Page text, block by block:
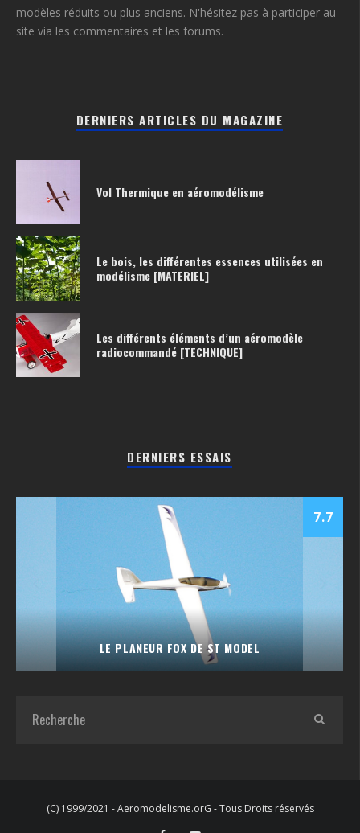
modèles réduits ou plus anciens. N'hésitez pas à participer au
site via les commentaires et les forums.
DERNIERS ARTICLES DU MAGAZINE
Vol Thermique en aéromodélisme
Le bois, les différentes essences utilisées en
modélisme [MATERIEL]
Les différents éléments d’un aéromodèle
radiocommandé [TECHNIQUE]
DERNIERS ESSAIS
7.7
LE PLANEUR FOX DE ST MODEL
(C) 1999/2021 - Aeromodelisme.orG - Tous Droits réservés